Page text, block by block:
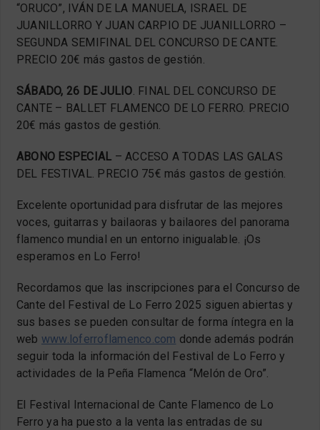
“ORUCO”, IVÁN DE LA MANUELA, ISRAEL DE
JUANILLORRO Y JUAN CARPIO DE JUANILLORRO –
SEGUNDA SEMIFINAL DEL CONCURSO DE CANTE.
PRECIO 20€ más gastos de gestión.
SÁBADO, 26 DE JULIO. FINAL DEL CONCURSO DE
CANTE – BALLET FLAMENCO DE LO FERRO. PRECIO
20€ más gastos de gestión.
ABONO ESPECIAL – ACCESO A TODAS LAS GALAS
DEL FESTIVAL. PRECIO 75€ más gastos de gestión.
Excelente oportunidad para disfrutar de las mejores
voces, guitarras y bailaoras y bailaores del panorama
flamenco mundial en un entorno inigualable. ¡Os
esperamos en Lo Ferro!
Recordamos que las inscripciones para el Concurso de
Cante del Festival de Lo Ferro 2025 siguen abiertas y
sus bases se pueden consultar de forma íntegra en la
web www.loferroflamenco.com donde además podrán
seguir toda la información del Festival de Lo Ferro y
actividades de la Peña Flamenca “Melón de Oro”.
El Festival Internacional de Cante Flamenco de Lo
Ferro ya ha puesto a la venta las entradas de su